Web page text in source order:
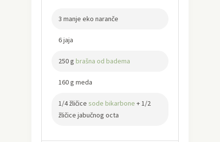
3 manje eko naranče
6 jaja
250 g brašna od badema
160 g meda
1/4 žličice sode bikarbone + 1/2
žličice jabučnog octa